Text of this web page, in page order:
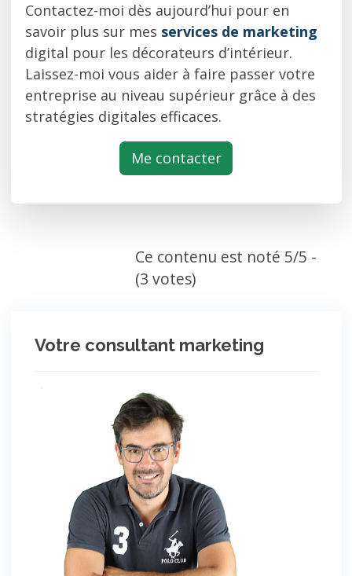
Contactez-moi dès aujourd’hui pour en
savoir plus sur mes services de marketing
digital pour les décorateurs d’intérieur.
Laissez-moi vous aider à faire passer votre
entreprise au niveau supérieur grâce à des
stratégies digitales efficaces.
Me contacter
Ce contenu est noté 5/5 -
(3 votes)
Votre consultant marketing